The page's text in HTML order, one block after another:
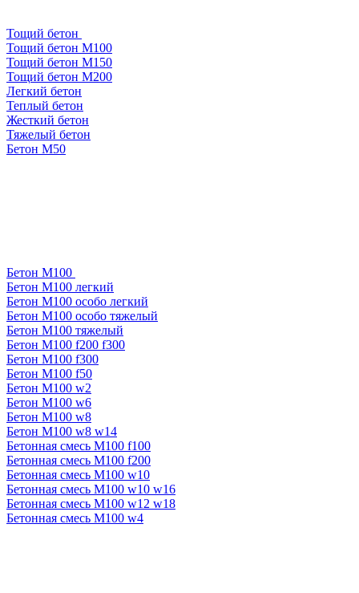
Тощий бетон
Тощий бетон М100
Тощий бетон М150
Тощий бетон М200
Легкий бетон
Теплый бетон
Жесткий бетон
Тяжелый бетон
Бетон М50
Бетон М100
Бетон М100 легкий
Бетон М100 особо легкий
Бетон М100 особо тяжелый
Бетон М100 тяжелый
Бетон М100 f200 f300
Бетон М100 f300
Бетон М100 f50
Бетон М100 w2
Бетон М100 w6
Бетон М100 w8
Бетон М100 w8 w14
Бетонная смесь М100 f100
Бетонная смесь М100 f200
Бетонная смесь М100 w10
Бетонная смесь М100 w10 w16
Бетонная смесь М100 w12 w18
Бетонная смесь М100 w4